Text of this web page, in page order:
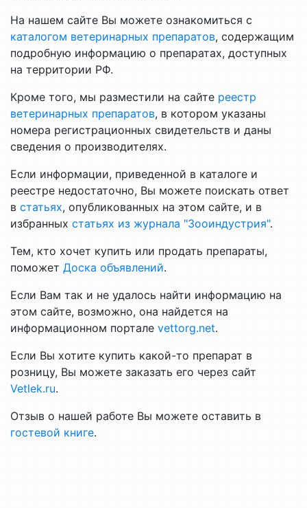
На нашем сайте Вы можете ознакомиться с
каталогом ветеринарных препаратов, содержащим
подробную информацию о препаратах, доступных
на территории РФ.
Кроме того, мы разместили на сайте реестр
ветеринарных препаратов, в котором указаны
номера регистрационных свидетельств и даны
сведения о производителях.
Если информации, приведенной в каталоге и
реестре недостаточно, Вы можете поискать ответ
в статьях, опубликованных на этом сайте, и в
избранных статьях из журнала "Зооиндустрия".
Тем, кто хочет купить или продать препараты,
поможет Доска объявлений.
Если Вам так и не удалось найти информацию на
этом сайте, возможно, она найдется на
информационном портале vettorg.net.
Если Вы хотите купить какой-то препарат в
розницу, Вы можете заказать его через сайт
Vetlek.ru.
Отзыв о нашей работе Вы можете оставить в
гостевой книге.